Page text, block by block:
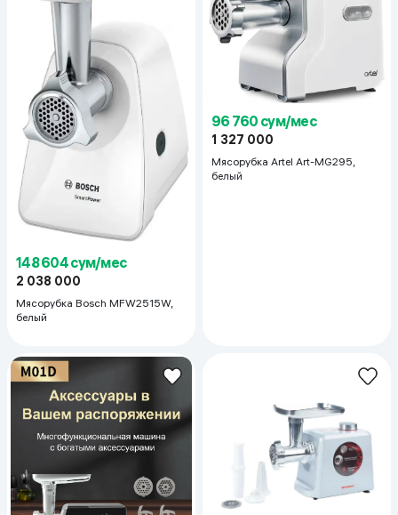
148 604 сум/мес
2 038 000
Мясорубка Bosch MFW2515W,
белый
96 760 сум/мес
1 327 000
Мясорубка Artel Art-MG295,
белый